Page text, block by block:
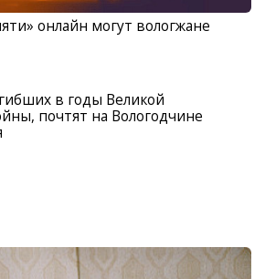
онлайн могут вологжане
в годы Великой
почтят на Вологодчине